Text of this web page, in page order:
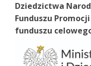
Dziedzictwa
Funduszu
funduszu